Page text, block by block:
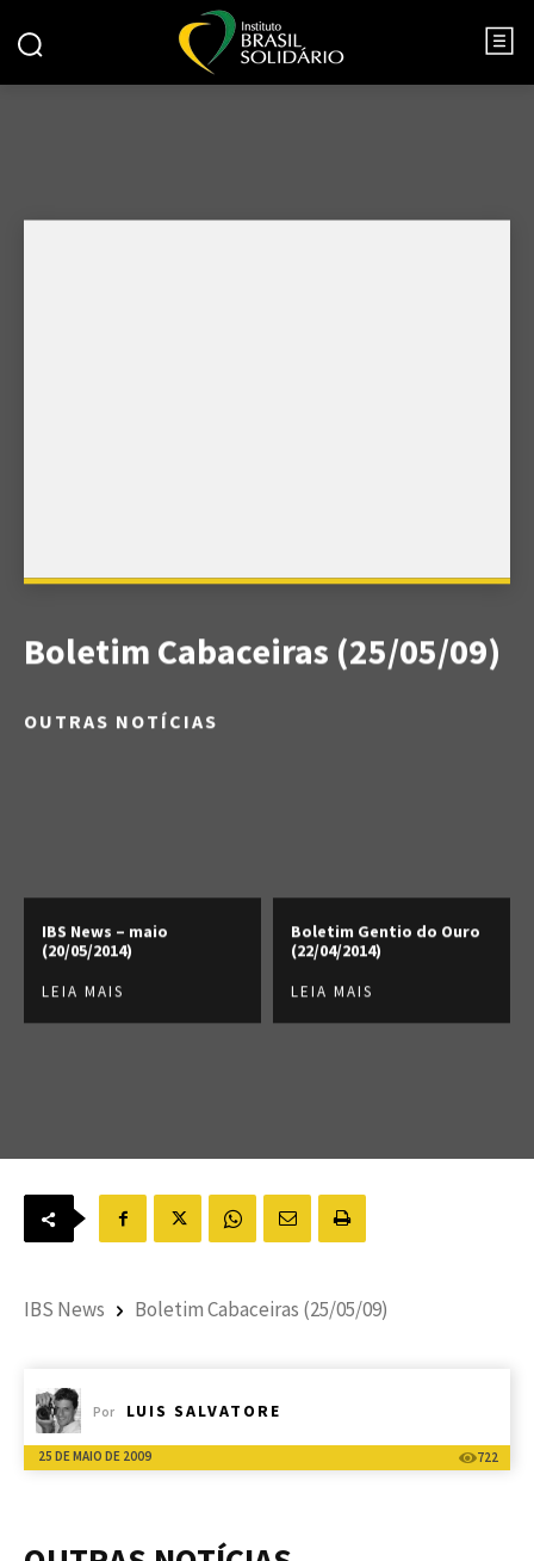
Boletim Cabaceiras (25/05/09)
OUTRAS NOTÍCIAS
IBS News – maio
(20/05/2014)
LEIA MAIS
Boletim Gentio do Ouro
(22/04/2014)
LEIA MAIS
IBS News Boletim Cabaceiras (25/05/09)
Por LUIS SALVATORE
25 DE MAIO DE 2009 722